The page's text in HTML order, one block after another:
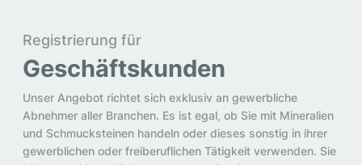
Registrierung für
Geschäftskunden
Unser Angebot richtet sich exklusiv an gewerbliche
Abnehmer aller Branchen. Es ist egal, ob Sie mit Mineralien
und Schmucksteinen handeln oder dieses sonstig in ihrer
gewerblichen oder freiberuflichen Tätigkeit verwenden. Sie